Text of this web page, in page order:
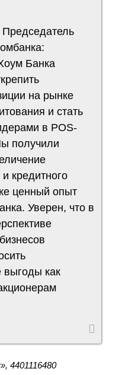
Председатель
Банка
на рынке
и стать
в POS-
получили
кредитного
ценный опыт
Уверен, что в
выгоды как
4401116480